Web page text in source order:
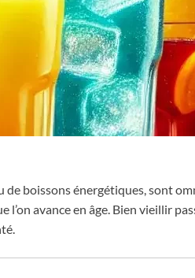
de boissons énergétiques, sont
avance en âge. Bien vieillir